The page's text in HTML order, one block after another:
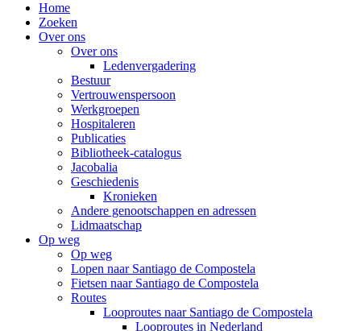
Home
Zoeken
Over ons
Over ons
Ledenvergadering
Bestuur
Vertrouwenspersoon
Werkgroepen
Hospitaleren
Publicaties
Bibliotheek-catalogus
Jacobalia
Geschiedenis
Kronieken
Andere genootschappen en adressen
Lidmaatschap
Op weg
Op weg
Lopen naar Santiago de Compostela
Fietsen naar Santiago de Compostela
Routes
Looproutes naar Santiago de Compostela
Looproutes in Nederland